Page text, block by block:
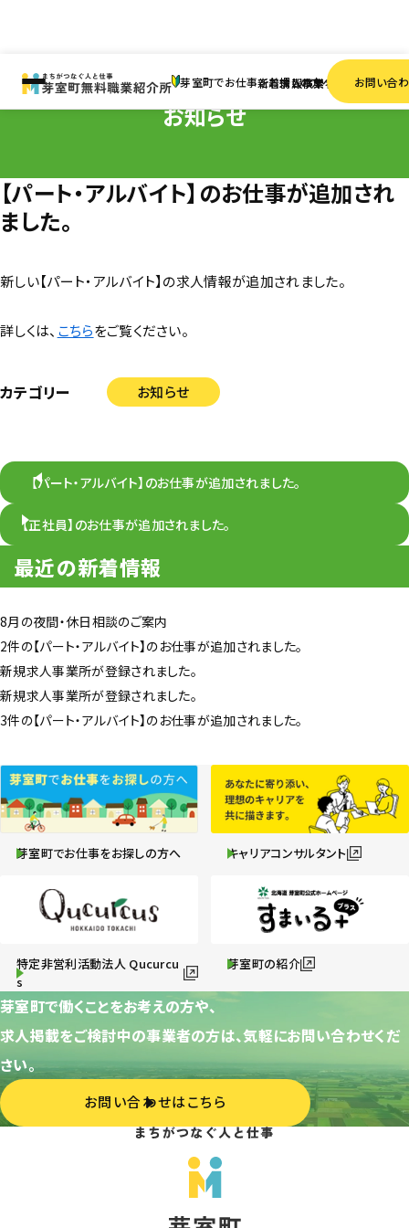
芽室町でお仕事をお探しの方へ
新着情報求人検索事業者一覧お問い合
お知らせ
【パート・アルバイト】のお仕事が追加され
ました。
新しい【パート・アルバイト】の求人情報が追加されました。
詳しくは、 こちらをご覧ください。
カテゴリー お知らせ
【パート・アルバイト】のお仕事が追加されました。
【正社員】のお仕事が追加されました。
最近の新着情報
8月の夜間・休日相談のご案内
2件の【パート・アルバイト】のお仕事が追加されました。
新規求人事業所が登録されました。
新規求人事業所が登録されました。
3件の【パート・アルバイト】のお仕事が追加されました。
芽室町でお仕事をお探しの方へ キャリアコンサルタント
特定非営利活動法人 Qucurcu
s
芽室町の紹介
芽室町で働くことをお考えの方や、
求人掲載をご検討中の事業者の方は、気軽にお問い合わせくだ
さい。
お問い合わせはこちら